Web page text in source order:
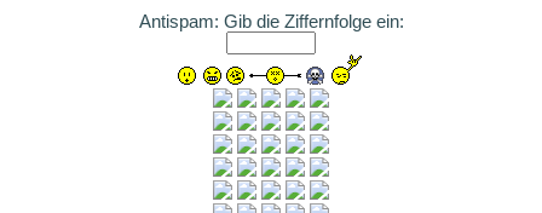
Antispam: Gib die Ziffernfolge ein: